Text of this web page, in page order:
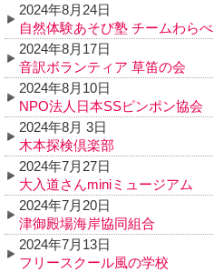
2024年8月24日
自然体験あそび塾 チームわらべ
2024年8月17日
音訳ボランティア 草笛の会
2024年8月10日
NPO法人日本SSピンポン協会
2024年8月 3日
木本探検倶楽部
2024年7月27日
大入道さんminiミュージアム
2024年7月20日
津御殿場海岸協同組合
2024年7月13日
フリースクール風の学校